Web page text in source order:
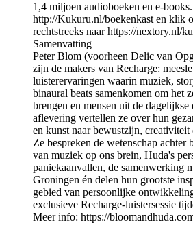
1,4 miljoen audioboeken en e-
http://Kukuru.nl/boekenkast en klik
rechtstreeks naar https://nextory.nl/
Samenvatting
Peter Blom (voorheen Delic van
zijn de makers van Recharge:
luisterervaringen waarin muziek,
binaural beats samenkomen om het
brengen en mensen uit de
aflevering vertellen ze over hun
en kunst naar bewustzijn, creativiteit
Ze bespreken de wetenschap achter
van muziek op ons brein, Huda's
paniekaanvallen, de samenwerking
Groningen én delen hun grootste
gebied van persoonlijke
exclusieve Recharge-luistersessie
Meer info: https://